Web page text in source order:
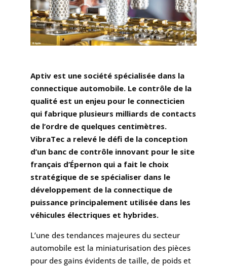
Aptiv est une société spécialisée dans la
connectique automobile. Le contrôle de la
qualité est un enjeu pour le connecticien
qui fabrique plusieurs milliards de contacts
de l’ordre de quelques centimètres.
VibraTec a relevé le défi de la conception
d’un banc de contrôle innovant pour le site
français d’Épernon qui a fait le choix
stratégique de se spécialiser dans le
développement de la connectique de
puissance principalement utilisée dans les
véhicules électriques et hybrides.
L’une des tendances majeures du secteur
automobile est la miniaturisation des pièces
pour des gains évidents de taille, de poids et